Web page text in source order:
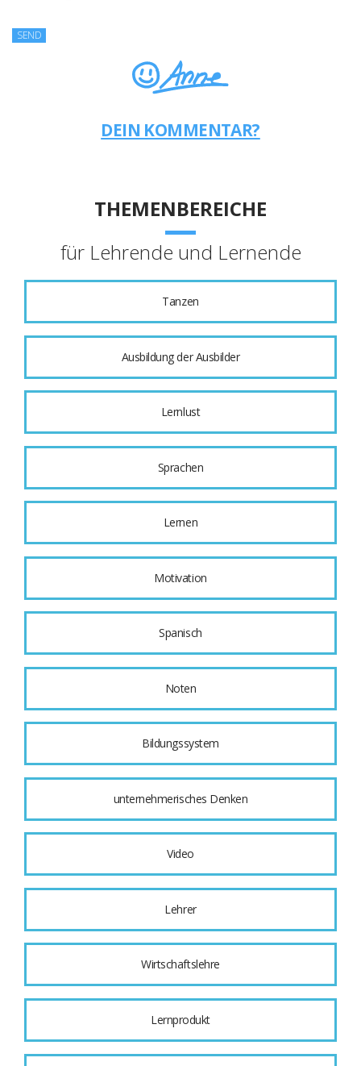
DEIN KOMMENTAR?
THEMENBEREICHE
für Lehrende und Lernende
Tanzen
Ausbildung der Ausbilder
Lernlust
Sprachen
Lernen
Motivation
Spanisch
Noten
Bildungssystem
unternehmerisches Denken
Video
Lehrer
Wirtschaftslehre
Lernprodukt